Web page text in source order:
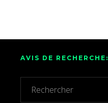
AVIS DE RECHERCHE: